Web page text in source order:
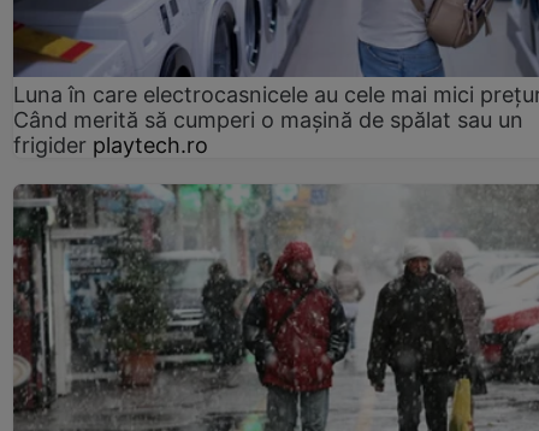
Luna în care electrocasnicele au cele mai mici
Când merită să cumperi o mașină de spălat sau un
frigider playtech.ro